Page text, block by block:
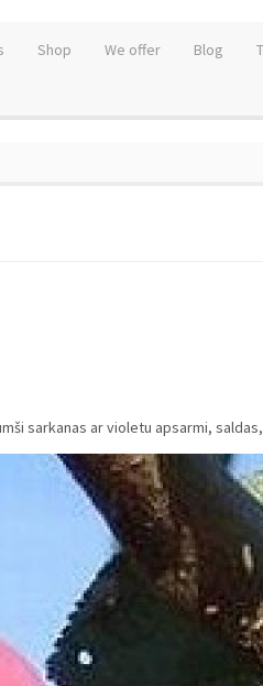
Shop We offer Blog
sarkanas ar violetu apsarmi,